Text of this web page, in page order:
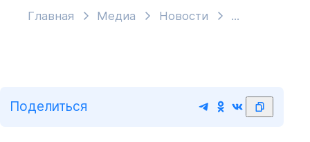
Главная Медиа Новости
Поделиться